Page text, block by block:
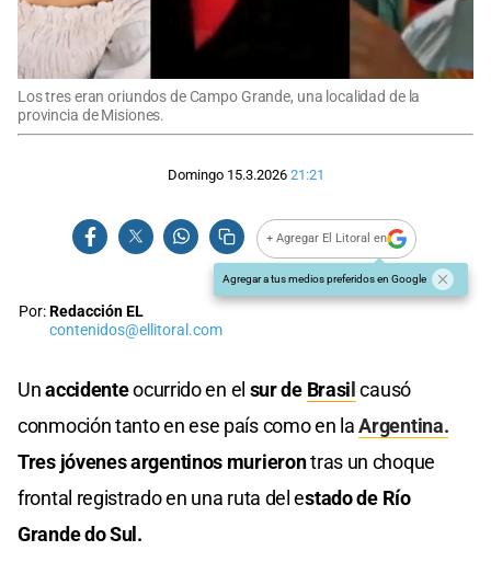
Los tres eran oriundos de Campo Grande, una localidad de la
provincia de Misiones.
Domingo 15.3.2026 21:21
+ Agregar El Litoral en
Agregar a tus medios preferidos en Google
Por:Redacción EL
contenidos@ellitoral.com
Unaccidenteocurrido en el sur de Brasilcausó
conmoción tanto en ese país como en laArgentina.
Tres jóvenes argentinos murierontras un choque
frontal registrado en una ruta del estado de Río
Grande do Sul.